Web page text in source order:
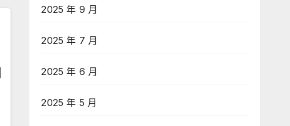
2025 年 9 月
2025 年 7 月
2025 年 6 月
2025 年 5 月